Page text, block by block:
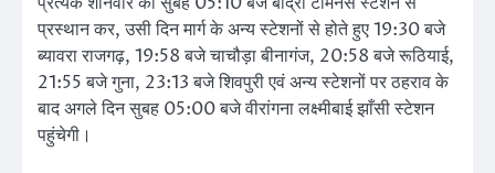
प्रस्थान कर, उसी दिन मार्ग के अन्य स्टेशनों से होते हुए 19:30 बजे
ब्यावरा राजगढ़, 19:58 बजे चाचौड़ा बीनागंज, 20:58 बजे रूठियाई,
21:55 बजे गुना, 23:13 बजे शिवपुरी एवं अन्य स्टेशनों पर ठहराव के
बाद अगले दिन सुबह 05:00 बजे वीरांगना लक्ष्मीबाई झाँसी स्टेशन
पहुंचेगी।